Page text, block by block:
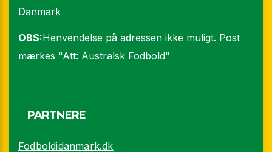
Danmark
OBS:Henvendelse på adressen ikke muligt. Post
mærkes "Att: Australsk Fodbold"
PARTNERE
Fodboldidanmark.dk